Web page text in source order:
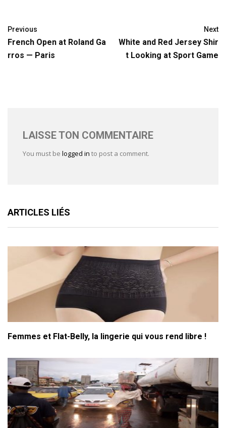
Previous
French Open at Roland Ga
rros — Paris
Next
White and Red Jersey Shir
t Looking at Sport Game
LAISSE TON COMMENTAIRE
You must be logged in to post a comment.
ARTICLES LIÉS
Femmes et Flat-Belly, la lingerie qui vous rend libre !